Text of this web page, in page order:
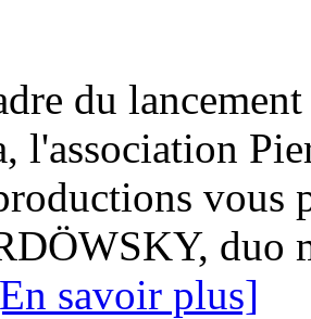
du
l'association
vous
duo
savoir plus]